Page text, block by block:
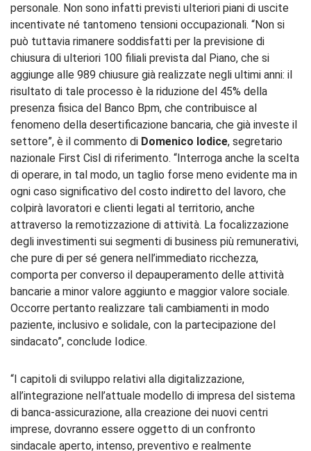
personale. Non sono infatti previsti ulteriori piani di uscite
incentivate né tantomeno tensioni occupazionali. “Non si
può tuttavia rimanere soddisfatti per la previsione di
chiusura di ulteriori 100 filiali prevista dal Piano, che si
aggiunge alle 989 chiusure già realizzate negli ultimi anni: il
risultato di tale processo è la riduzione del 45% della
presenza fisica del Banco Bpm, che contribuisce al
fenomeno della desertificazione bancaria, che già investe il
settore”, è il commento di Domenico Iodice, segretario
nazionale First Cisl di riferimento. “Interroga anche la scelta
di operare, in tal modo, un taglio forse meno evidente ma in
ogni caso significativo del costo indiretto del lavoro, che
colpirà lavoratori e clienti legati al territorio, anche
attraverso la remotizzazione di attività. La focalizzazione
degli investimenti sui segmenti di business più remunerativi,
che pure di per sé genera nell’immediato ricchezza,
comporta per converso il depauperamento delle attività
bancarie a minor valore aggiunto e maggior valore sociale.
Occorre pertanto realizzare tali cambiamenti in modo
paziente, inclusivo e solidale, con la partecipazione del
sindacato”, conclude Iodice.
“I capitoli di sviluppo relativi alla digitalizzazione,
all’integrazione nell’attuale modello di impresa del sistema
di banca-assicurazione, alla creazione dei nuovi centri
imprese, dovranno essere oggetto di un confronto
sindacale aperto, intenso, preventivo e realmente